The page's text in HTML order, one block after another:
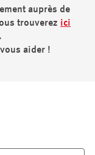
auprès de
trouverez ici
aider !